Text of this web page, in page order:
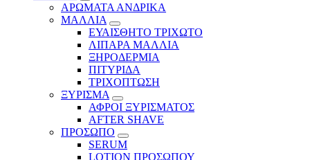
ΑΡΩΜΑΤΑ ΑΝΔΡΙΚΑ
ΜΑΛΛΙΑ
ΕΥΑΙΣΘΗΤΟ ΤΡΙΧΩΤΟ
ΛΙΠΑΡΑ ΜΑΛΛΙΑ
ΞΗΡΟΔΕΡΜΙΑ
ΠΙΤΥΡΙΔΑ
ΤΡΙΧΟΠΤΩΣΗ
ΞΥΡΙΣΜΑ
ΑΦΡΟΙ ΞΥΡΙΣΜΑΤΟΣ
AFTER SHAVE
ΠΡΟΣΩΠΟ
SERUM
LOTION ΠΡΟΣΩΠΟΥ